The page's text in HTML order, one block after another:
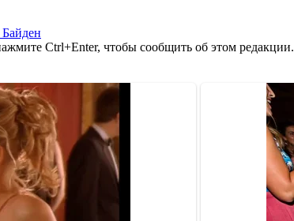
Ctrl+Enter, чтобы сообщить об этом редакции.